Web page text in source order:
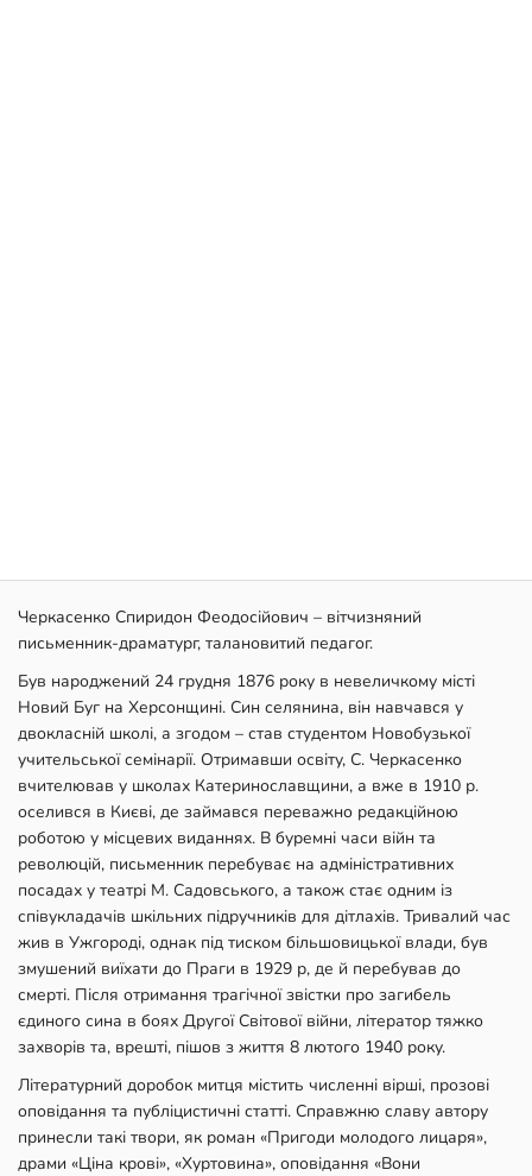
Черкасенко Спиридон Феодосійович – вітчизняний
письменник-драматург, талановитий педагог.
Був народжений 24 грудня 1876 року в невеличкому місті
Новий Буг на Херсонщині. Син селянина, він навчався у
двокласній школі, а згодом – став студентом Новобузької
учительської семінарії. Отримавши освіту, С. Черкасенко
вчителював у школах Катеринославщини, а вже в 1910 р.
оселився в Києві, де займався переважно редакційною
роботою у місцевих виданнях. В буремні часи війн та
революцій, письменник перебуває на адміністративних
посадах у театрі М. Садовського, а також стає одним із
співукладачів шкільних підручників для дітлахів. Тривалий час
жив в Ужгороді, однак під тиском більшовицької влади, був
змушений виїхати до Праги в 1929 р, де й перебував до
смерті. Після отримання трагічної звістки про загибель
єдиного сина в боях Другої Світової війни, літератор тяжко
захворів та, врешті, пішов з життя 8 лютого 1940 року.
Літературний доробок митця містить численні вірші, прозові
оповідання та публіцистичні статті. Справжню славу автору
принесли такі твори, як роман «Пригоди молодого лицаря»,
драми «Ціна крові», «Хуртовина», оповідання «Вони